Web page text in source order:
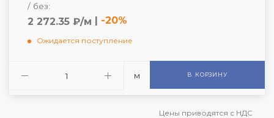
/ без:
2 272.35 ₽/м | -20%
Ожидается поступление
м В КОРЗИНУ
Цены приводятся с НДС